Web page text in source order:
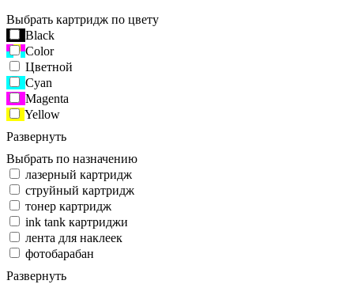
Выбрать картридж по цвету
Black
Color
Цветной
Cyan
Magenta
Yellow
Развернуть
Выбрать по назначению
лазерный картридж
струйный картридж
тонер картридж
ink tank картриджи
лента для наклеек
фотобарабан
Развернуть